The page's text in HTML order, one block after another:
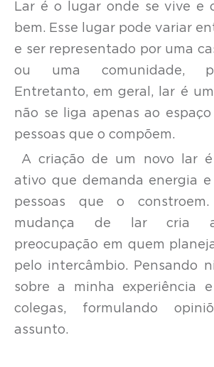
Lar é o lugar onde se vive e
bem. Esse lugar pode variar
e ser representado por uma
ou uma comunidade,
Entretanto, em geral, lar é
não se liga apenas ao
pessoas que o compõem.
A criação de um novo lar é
ativo que demanda energia e
pessoas que o
mudança de lar cria
preocupação em quem
pelo intercâmbio. Pensando
sobre a minha experiência
colegas, formulando
assunto.